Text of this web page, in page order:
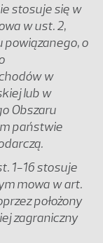
stosuje się w
w ust. 2,
powiązanego, o
w
lub w
Obszaru
państwie
1-16 stosuje
mowa w art.
położony
zagraniczny